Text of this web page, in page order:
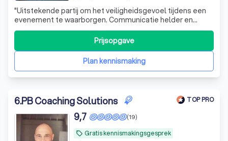
"Uitstekende partij om het veiligheidsgevoel tijdens een
evenement te waarborgen. Communicatie helder en
duidelijk. Afspraken worden nagekomen. Zeer prettige
mensen die ook nog eens passend optreden bij een
dreigend incident en ervoor zorgen dat er niets gebeurd.
Plan kennismaking
Prijsopgave
6.PB Coaching Solutions TOP PRO
local_offer Gratis kennismakingsgesprek
(19)
9,7